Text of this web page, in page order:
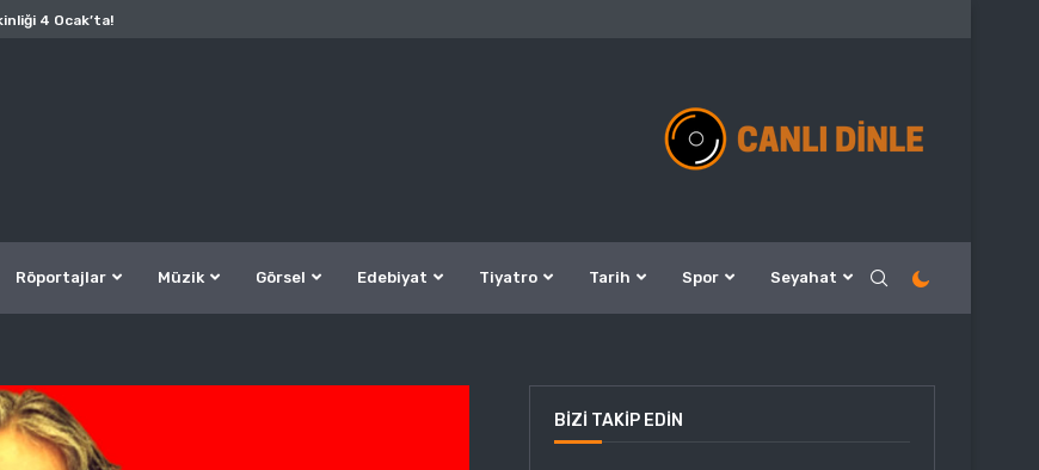
4 Ocak’ta!
Röportajlar Müzik Görsel Edebiyat Tiyatro Tarih Spor Seyahat
BIZI TAKIP EDIN